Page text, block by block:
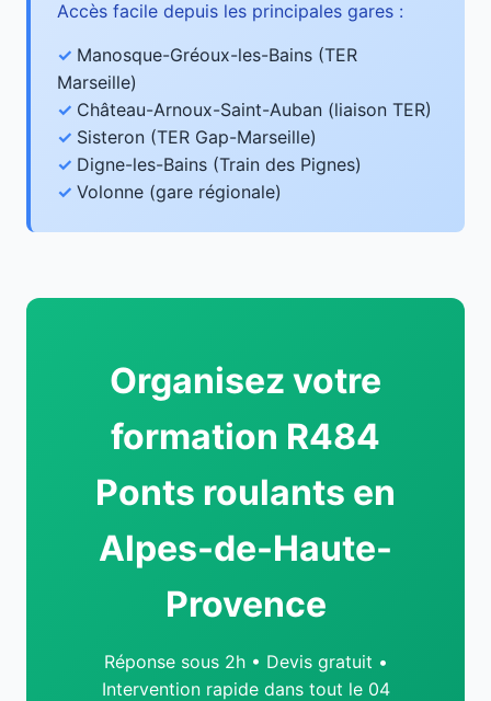
Accès facile depuis les principales gares :
Manosque-Gréoux-les-Bains (TER
Marseille)
Château-Arnoux-Saint-Auban (liaison TER)
Sisteron (TER Gap-Marseille)
Digne-les-Bains (Train des Pignes)
Volonne (gare régionale)
Organisez votre
formation R484
Ponts roulants en
Alpes-de-Haute-
Provence
Réponse sous 2h • Devis gratuit •
Intervention rapide dans tout le 04